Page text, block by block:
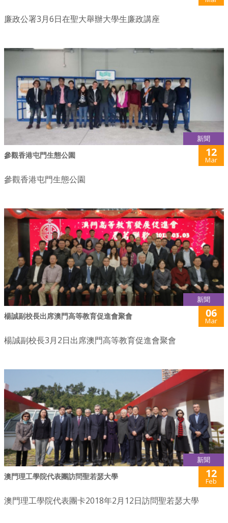
廉政公署3月6日在聖大舉辦大學生廉政講座
新聞
參觀香港屯門生態公園 12
Mar
參觀香港屯門生態公園
新聞
楊誠副校長出席澳門高等教育促進會聚會 06
Mar
楊誠副校長3月2日出席澳門高等教育促進會聚會
新聞
澳門理工學院代表團訪問聖若瑟大學 12
Feb
澳門理工學院代表團卡2018年2月12日訪問聖若瑟大學